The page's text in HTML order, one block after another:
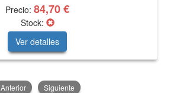
Precio: 84,70 €
Stock:
Ver detalles
Anterior Siguiente